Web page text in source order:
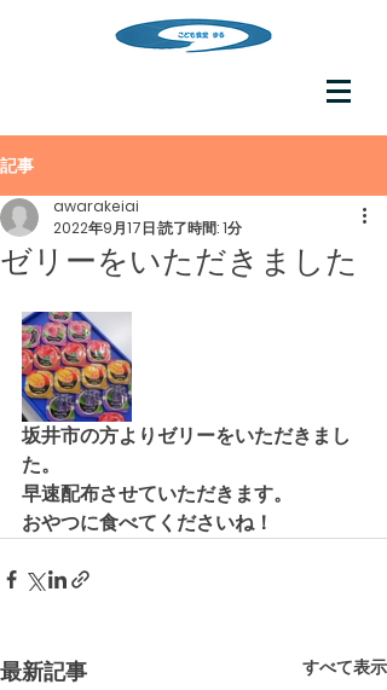
記事
ゼリーをいただきました
awarakeiai
2022年9月17日読了時間: 1分
坂井市の方よりゼリーをいただきまし
た。
早速配布させていただきます。
おやつに食べてくださいね！
最新記事 すべて表示